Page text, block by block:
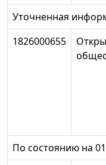
Уточненная
1826000655
По состоянию на